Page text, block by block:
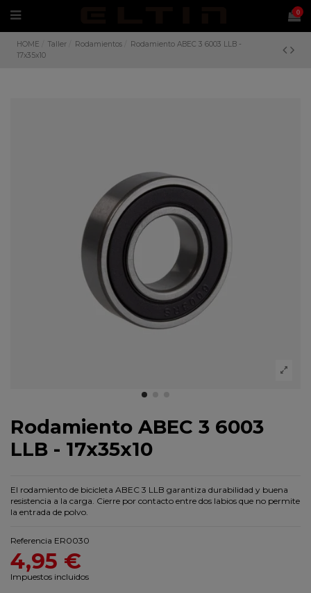
0
HOME Taller Rodamientos
Rodamiento ABEC 3 6003 LLB -
17x35x10
Rodamiento ABEC 3 6003
LLB - 17x35x10
El rodamiento de bicicleta ABEC 3 LLB garantiza durabilidad y buena
resistencia a la carga. Cierre por contacto entre dos labios que no permite
la entrada de polvo.
Referencia ER0030
4,95 €
Impuestos incluidos